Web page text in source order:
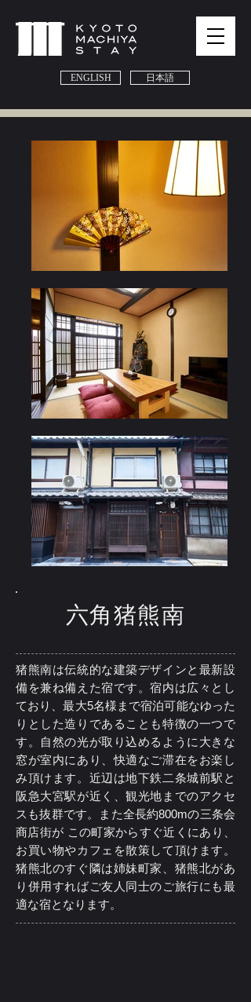
ENGLISH 日本語
六角猪熊南
猪熊南は伝統的な建築デザインと 最新設
備を兼ね備えた宿です。宿内は広々とし
ており、最大5名様まで宿泊可能なゆった
りとした造りであることも特徴の一つで
す 。自然の光が取り込めるように大きな
窓が室内にあり、快適なご滞在をお楽し
み頂けます。近辺は地下鉄二条城前駅と
阪急大宮駅が近く、観光地までのアクセ
スも抜群です。また全長約800mの三条会
商店街が この町家からすぐ近くにあり、
お買い物やカフェを散策して頂けます。
猪熊北のすぐ隣は姉妹町家、猪熊北があ
り併用すればご友人同士のご旅行にも最
適な宿となります。